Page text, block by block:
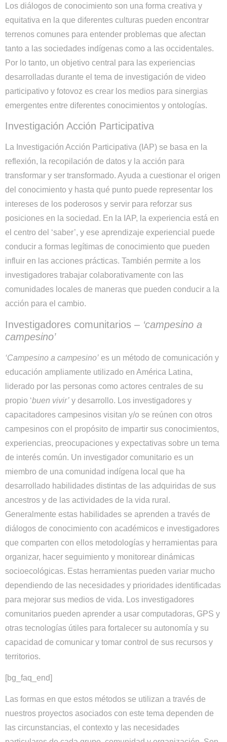
Los diálogos de conocimiento son una forma creativa y
equitativa en la que diferentes culturas pueden encontrar
terrenos comunes para entender problemas que afectan
tanto a las sociedades indígenas como a las occidentales.
Por lo tanto, un objetivo central para las experiencias
desarrolladas durante el tema de investigación de video
participativo y fotovoz es crear los medios para sinergias
emergentes entre diferentes conocimientos y ontologías.
Investigación Acción Participativa
La Investigación Acción Participativa (IAP) se basa en la
reflexión, la recopilación de datos y la acción para
transformar y ser transformado. Ayuda a cuestionar el origen
del conocimiento y hasta qué punto puede representar los
intereses de los poderosos y servir para reforzar sus
posiciones en la sociedad. En la IAP, la experiencia está en
el centro del ‘saber’, y ese aprendizaje experiencial puede
conducir a formas legítimas de conocimiento que pueden
influir en las acciones prácticas. También permite a los
investigadores trabajar colaborativamente con las
comunidades locales de maneras que pueden conducir a la
acción para el cambio.
Investigadores comunitarios – ‘campesino a
campesino’
‘Campesino a campesino’ es un método de comunicación y
educación ampliamente utilizado en América Latina,
liderado por las personas como actores centrales de su
propio ‘buen vivir’ y desarrollo. Los investigadores y
capacitadores campesinos visitan y/o se reúnen con otros
campesinos con el propósito de impartir sus conocimientos,
experiencias, preocupaciones y expectativas sobre un tema
de interés común. Un investigador comunitario es un
miembro de una comunidad indígena local que ha
desarrollado habilidades distintas de las adquiridas de sus
ancestros y de las actividades de la vida rural.
Generalmente estas habilidades se aprenden a través de
diálogos de conocimiento con académicos e investigadores
que comparten con ellos metodologías y herramientas para
organizar, hacer seguimiento y monitorear dinámicas
socioecológicas. Estas herramientas pueden variar mucho
dependiendo de las necesidades y prioridades identificadas
para mejorar sus medios de vida. Los investigadores
comunitarios pueden aprender a usar computadoras, GPS y
otras tecnologías útiles para fortalecer su autonomía y su
capacidad de comunicar y tomar control de sus recursos y
territorios.
[bg_faq_end]
Las formas en que estos métodos se utilizan a través de
nuestros proyectos asociados con este tema dependen de
las circunstancias, el contexto y las necesidades